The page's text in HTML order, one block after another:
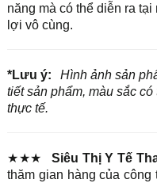
năng mà có thể diễn ra
lợi vô cùng.
*Lưu ý:
Hình ảnh sản
tiết sản phẩm, màu sắc
thực tế.
★★★ Siêu Thị Y Tế
thăm gian hàng của